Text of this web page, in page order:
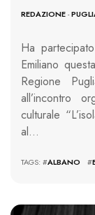
REDAZIONE-
Ha
Emiliano
Regione
all’incontro
culturale
al…
TAGS: #ALBANO #